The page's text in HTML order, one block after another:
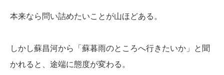
本来なら問い詰めたいことが山ほどある。
しかし蘇昌河から「蘇暮雨のところへ行きたいか」と聞
かれると、途端に態度が変わる。